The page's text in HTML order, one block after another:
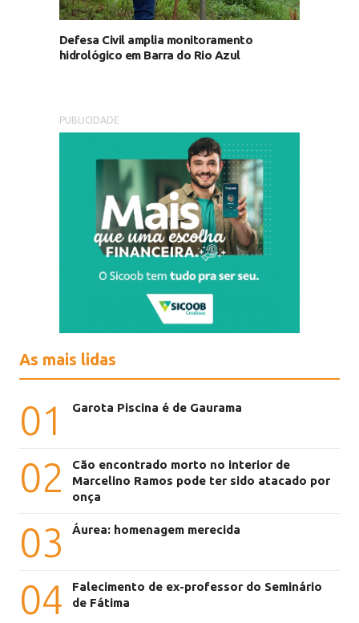
Defesa Civil amplia monitoramento
hidrológico em Barra do Rio Azul
PUBLICIDADE
As mais lidas
01 Garota Piscina é de Gaurama
02
Cão encontrado morto no interior de
Marcelino Ramos pode ter sido atacado por
onça
03 Áurea: homenagem merecida
04
Falecimento de ex-professor do Seminário
de Fátima